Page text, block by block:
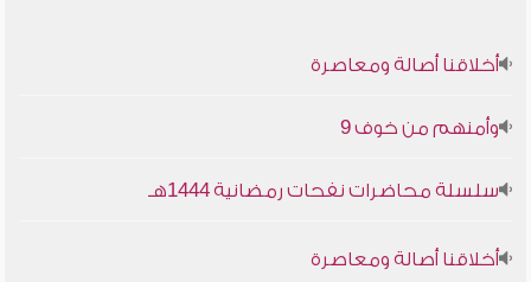
أخلاقنا أصالة ومعاصرة
وأمنهم من خوف 9
أخلاقنا أصالة ومعاصرة